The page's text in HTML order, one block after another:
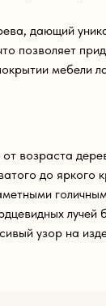
дающий
позволяет
мебели
возраста
до яркого
лучей
узор на